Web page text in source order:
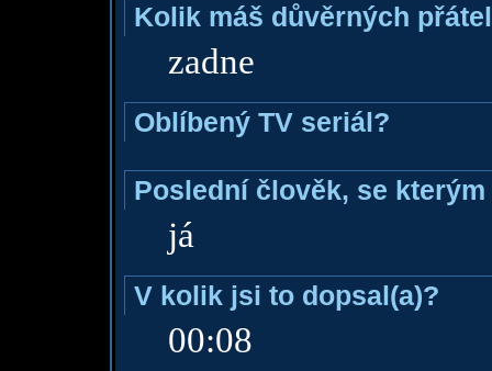
Kolik máš důvěrných
zadne
Oblíbený TV seriál?
Poslední člověk, se
já
V kolik jsi to dopsal(a)?
00:08